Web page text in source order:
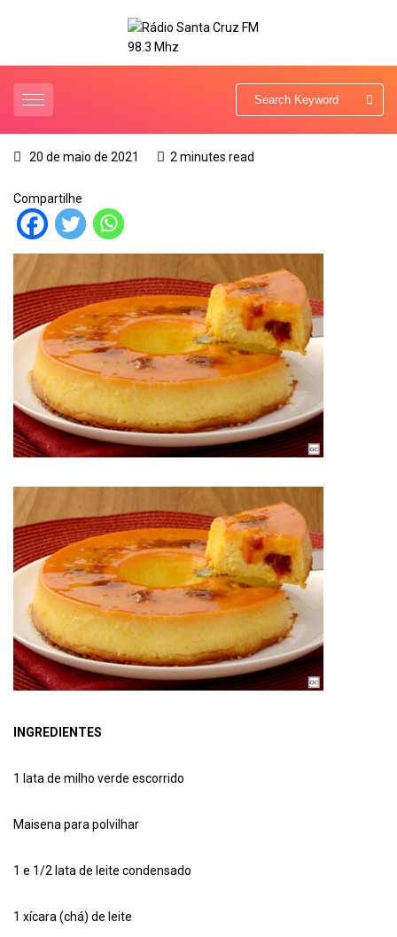
20 de maio de 2021 2 minutes read
Compartilhe
INGREDIENTES
1 lata de milho verde escorrido
Maisena para polvilhar
1 e 1/2 lata de leite condensado
1 xícara (chá) de leite